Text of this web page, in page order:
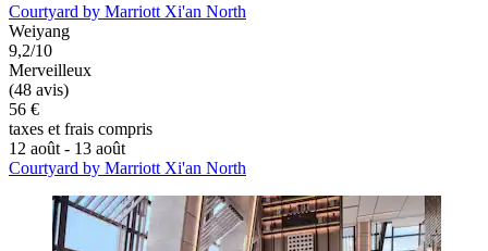
Courtyard by Marriott Xi'an North
Weiyang
9,2/10
Merveilleux
(48 avis)
56 €
taxes et frais compris
12 août - 13 août
Courtyard by Marriott Xi'an North